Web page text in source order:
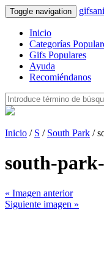
Toggle navigation
Inicio
Categorías
Gifs Populares
Ayuda
Recomiéndanos
Inicio / S / South Park /
south-
« Imagen anterior
Siguiente imagen »